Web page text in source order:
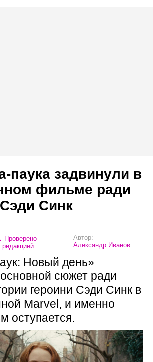
паука задвинули в
фильме ради
Синк
Проверено
редакцией
Автор:
Александр Иванов
Новый день»
основной сюжет ради
героини Сэди Синк в
Marvel, и именно
оступается.